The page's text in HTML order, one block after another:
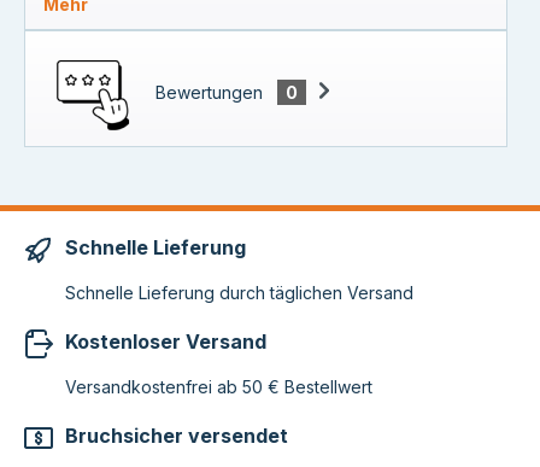
Mehr
Bewertungen 0
Schnelle Lieferung
Schnelle Lieferung durch täglichen Versand
Kostenloser Versand
Versandkostenfrei ab 50 € Bestellwert
Bruchsicher versendet